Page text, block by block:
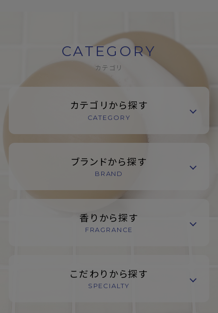
CATEGORY
カテゴリ
カテゴリから探す
CATEGORY
ブランドから探す
BRAND
香りから探す
FRAGRANCE
こだわりから探す
SPECIALTY